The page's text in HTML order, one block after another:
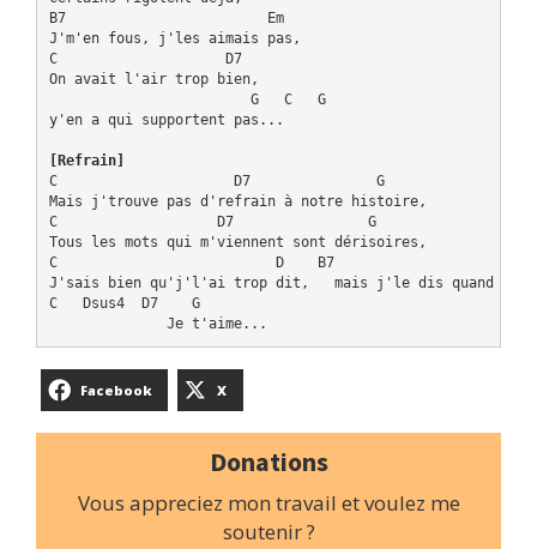
B7                        Em
J'm'en fous, j'les aimais pas,
C                    D7
On avait l'air trop bien,
                        G   C   G
y'en a qui supportent pas...
[Refrain]
C                     D7               G
Mais j'trouve pas d'refrain à notre histoire,
C                   D7                G
Tous les mots qui m'viennent sont dérisoires,
C                          D    B7                    Em
J'sais bien qu'j'l'ai trop dit,   mais j'le dis quand
C   Dsus4  D7    G
Facebook X
Donations
Vous appreciez mon travail et voulez me
soutenir ?